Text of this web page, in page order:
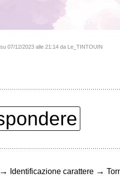
07/12/2023 alle 21:14 da Le_TINTOUIN
→ Identificazione carattere →